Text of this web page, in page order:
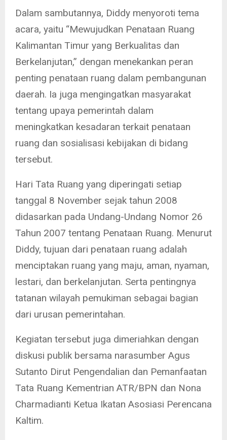
Dalam sambutannya, Diddy menyoroti tema
acara, yaitu “Mewujudkan Penataan Ruang
Kalimantan Timur yang Berkualitas dan
Berkelanjutan,” dengan menekankan peran
penting penataan ruang dalam pembangunan
daerah. Ia juga mengingatkan masyarakat
tentang upaya pemerintah dalam
meningkatkan kesadaran terkait penataan
ruang dan sosialisasi kebijakan di bidang
tersebut.
Hari Tata Ruang yang diperingati setiap
tanggal 8 November sejak tahun 2008
didasarkan pada Undang-Undang Nomor 26
Tahun 2007 tentang Penataan Ruang. Menurut
Diddy, tujuan dari penataan ruang adalah
menciptakan ruang yang maju, aman, nyaman,
lestari, dan berkelanjutan. Serta pentingnya
tatanan wilayah pemukiman sebagai bagian
dari urusan pemerintahan.
Kegiatan tersebut juga dimeriahkan dengan
diskusi publik bersama narasumber Agus
Sutanto Dirut Pengendalian dan Pemanfaatan
Tata Ruang Kementrian ATR/BPN dan Nona
Charmadianti Ketua Ikatan Asosiasi Perencana
Kaltim.